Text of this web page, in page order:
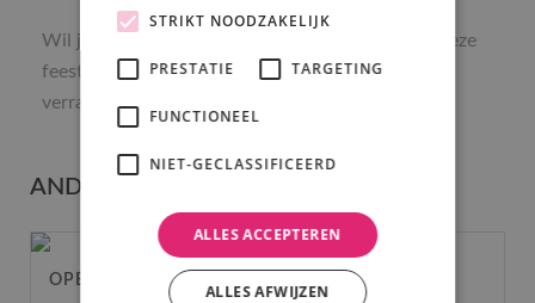
Wil je het feest extra laten opvallen? Reserveer deze
feestende Sarah eenvoudig online en maak de
verrassing compleet.
ANDERE SUGGESTIES…
OPBLAASBARE SARAH – 3M
STRIKT NOODZAKELIJK
PRESTATIE TARGETING
FUNCTIONEEL
NIET-GECLASSIFICEERD
ALLES ACCEPTEREN
ALLES AFWIJZEN